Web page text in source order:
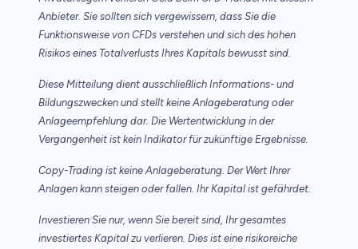
Anbieter. Sie sollten sich vergewissern, dass Sie die
Funktionsweise von CFDs verstehen und sich des hohen
Risikos eines Totalverlusts Ihres Kapitals bewusst sind.
Diese Mitteilung dient ausschließlich Informations- und
Bildungszwecken und stellt keine Anlageberatung oder
Anlageempfehlung dar. Die Wertentwicklung in der
Vergangenheit ist kein Indikator für zukünftige Ergebnisse.
Copy-Trading ist keine Anlageberatung. Der Wert Ihrer
Anlagen kann steigen oder fallen. Ihr Kapital ist gefährdet.
Investieren Sie nur, wenn Sie bereit sind, Ihr gesamtes
investiertes Kapital zu verlieren. Dies ist eine risikoreiche